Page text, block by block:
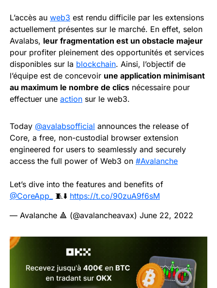
L’accès au web3 est rendu difficile par les extensions
actuellement présentes sur le marché. En effet, selon
Avalabs, leur fragmentation est un obstacle majeur
pour profiter pleinement des opportunités et services
disponibles sur la blockchain. Ainsi, l’objectif de
l’équipe est de concevoir une application minimisant
au maximum le nombre de clics nécessaire pour
effectuer une action sur le web3.
Today @avalabsofficial announces the release of
Core, a free, non-custodial browser extension
engineered for users to seamlessly and securely
access the full power of Web3 on #Avalanche
Let’s dive into the features and benefits of
@CoreApp_
🧵⬇️ https://t.co/90zuA9f6sM
— Avalanche 🔺 (@avalancheavax) June 22, 2022